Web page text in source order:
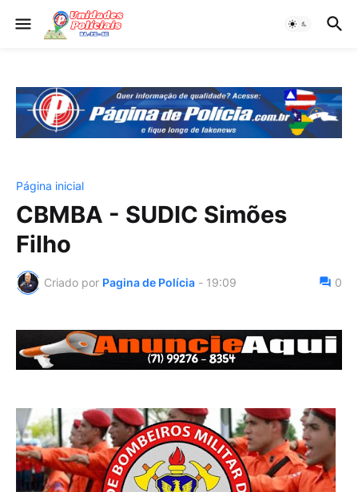
Página inicial
CBMBA - SUDIC Simões
Filho
Criado por Pagina de Polícia - 19:09 0